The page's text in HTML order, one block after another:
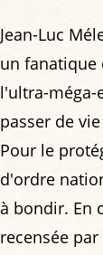
Jean-Luc
un
l'ultra-
passer de
Pour le
d'ordre
à bondir. En
recensée par